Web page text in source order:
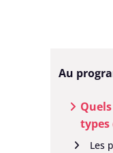
Au
types
Les